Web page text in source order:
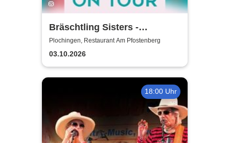
Bräschtling Sisters -
Kamasutrai on Muggafugg
Plochingen, Restaurant Am Pfostenberg
03.10.2026
18:00 Uhr